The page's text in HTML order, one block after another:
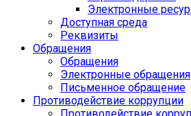
Электронные
Доступная среда
Реквизиты
Обращения
Обращения
Электронные обращения
Письменное обращение
Противодействие коррупции